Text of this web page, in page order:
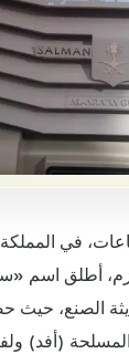
في المملكة
أطلق اسم
الصنع،
(أفد)